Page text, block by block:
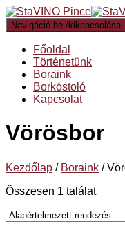
Navigáció be-/kikapcsolása
Főoldal
Történetünk
Boraink
Borkóstoló
Kapcsolat
Vörösbor
Kezdőlap / Boraink /
Összesen 1 találat